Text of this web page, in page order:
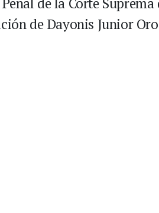
de Dayonis Junior